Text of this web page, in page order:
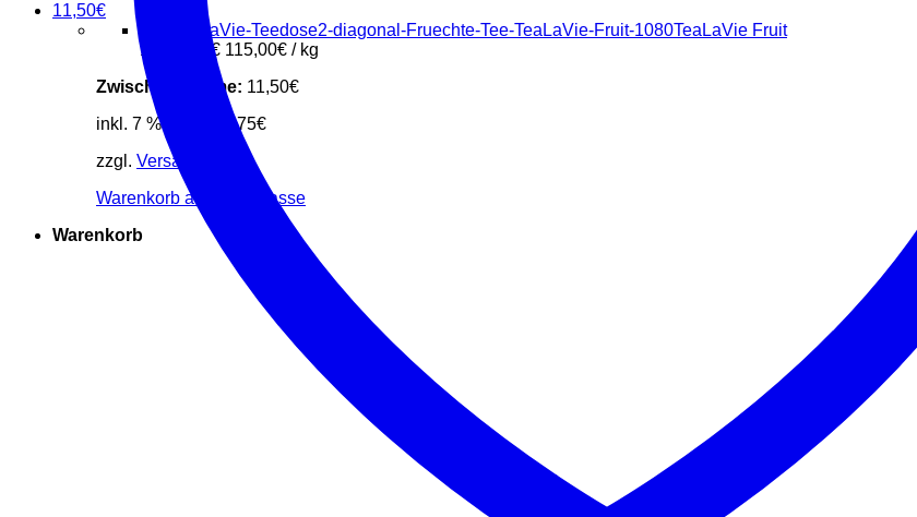
11,50€
TeaLaVie Fruit
1 ×
€ 115,00€ / kg
Zwischensumme: 11,50€
inkl. 7 % MwSt.:
0,75€
zzgl. Versand
Warenkorb anzeigen
Kasse
Warenkorb